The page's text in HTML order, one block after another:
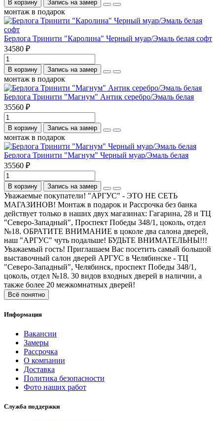
В корзину Запись на замер
монтаж в подарок
Берлога Тринити "Каролина" Черный муар/Эмаль белая софт
34580 ₽
В корзину Запись на замер
монтаж в подарок
Берлога Тринити "Магнум" Антик серебро/Эмаль белая
35560 ₽
В корзину Запись на замер
монтаж в подарок
Берлога Тринити "Магнум" Черный муар/Эмаль белая
35560 ₽
В корзину Запись на замер
Уважаемые покупатели! "АРГУС" - ЭТО НЕ СЕТЬ
МАГАЗИНОВ! Монтаж в подарок и Рассрочка без банка
действует только в наших двух магазинах: Гагарина, 28 и ТЦ
"Северо-Западный", Проспект Победы 348/1, цоколь, отдел
№18. ОБРАТИТЕ ВНИМАНИЕ в цоколе два салона дверей,
наш "АРГУС" чуть подальше! БУДЬТЕ ВНИМАТЕЛЬНЫ!!!
Уважаемый гость! Приглашаем Вас посетить самый большой
выставочный салон дверей АРГУС в Челябинске - ТЦ
"Северо-Западный", Челябинск, проспект Победы 348/1,
цоколь, отдел №18. 30 видов входных дверей в наличии, а
также более 20 межкомнатных дверей!
Всё понятно
Информация
Вакансии
Замеры
Рассрочка
О компании
Доставка
Политика безопасности
Фото наших работ
Служба поддержки